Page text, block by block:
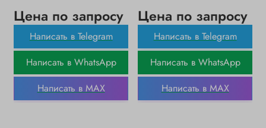
Цена по запросу
Написать в Telegram
Написать в WhatsApp
Написать в MAX
Цена по запросу
Написать в Telegram
Написать в WhatsApp
Написать в MAX